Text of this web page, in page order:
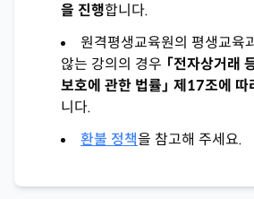
을 진행합니다.
원격평생교육원의 평생교육
않는 강의의 경우 「전자상거래
보호에 관한 법률」 제17조에 따
니다.
환불 정책을 참고해 주세요.